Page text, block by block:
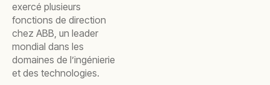
exercé plusieurs
fonctions de direction
chez ABB, un leader
mondial dans les
domaines de l’ingénierie
et des technologies.